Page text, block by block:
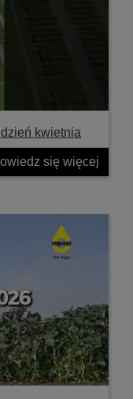
kwietnia
się więcej